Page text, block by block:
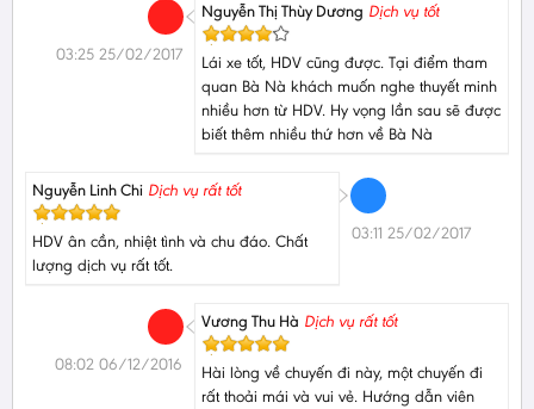
Nguyễn Thị Thùy Dương Dịch vụ tốt
Lái xe tốt, HDV cũng được. Tại điểm tham
quan Bà Nà khách muốn nghe thuyết minh
nhiều hơn từ HDV. Hy vọng lần sau sẽ được
biết thêm nhiều thứ hơn về Bà Nà
03:25 25/02/2017
Nguyễn Linh Chi Dịch vụ rất tốt
HDV ân cần, nhiệt tình và chu đáo. Chất
lượng dịch vụ rất tốt.
03:11 25/02/2017
Vương Thu Hà Dịch vụ rất tốt
Hài lòng về chuyến đi này, một chuyến đi
rất thoải mái và vui vẻ. Hướng dẫn viên
08:02 06/12/2016